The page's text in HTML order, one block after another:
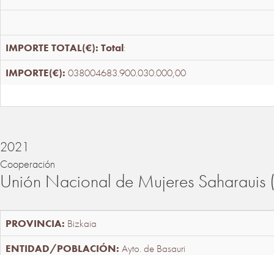
Total:
038004683.900.030.000,00
2021
Cooperación
Unión Nacional de Mujeres
Bizkaia
Ayto. de Basauri